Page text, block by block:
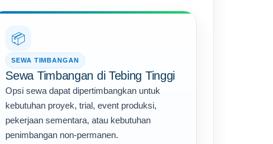
📦
SEWA TIMBANGAN
Sewa Timbangan di Tebing Tinggi
Opsi sewa dapat dipertimbangkan untuk
kebutuhan proyek, trial, event produksi,
pekerjaan sementara, atau kebutuhan
penimbangan non-permanen.